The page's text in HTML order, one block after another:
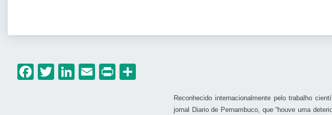
Facebook
Twitter
LinkedIn
Email
Print
Reconhecido internacionalmente pelo trabalho
jornal Diario de Pernambuco, que “houve uma